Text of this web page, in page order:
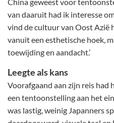
van daaruit had ik interesse
vind de cultuur van Oost Azië
vanuit een esthetische hoek,
toewijding en aandacht.’
Leegte als kans
Voorafgaand aan zijn reis had
een tentoonstelling aan het
was lastig, weinig Japanners